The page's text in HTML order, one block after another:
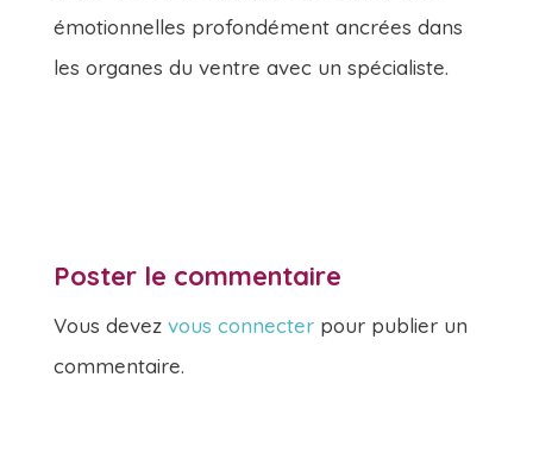
émotionnelles profondément ancrées dans
les organes du ventre avec un spécialiste.
Poster le commentaire
Vous devez vous connecterpour publier un
commentaire.